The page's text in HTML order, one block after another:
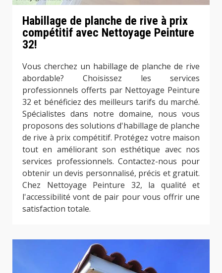
Habillage de planche de rive à prix
compétitif avec Nettoyage Peinture
32!
Vous cherchez un habillage de planche de rive
abordable? Choisissez les services
professionnels offerts par Nettoyage Peinture
32 et bénéficiez des meilleurs tarifs du marché.
Spécialistes dans notre domaine, nous vous
proposons des solutions d'habillage de planche
de rive à prix compétitif. Protégez votre maison
tout en améliorant son esthétique avec nos
services professionnels. Contactez-nous pour
obtenir un devis personnalisé, précis et gratuit.
Chez Nettoyage Peinture 32, la qualité et
l'accessibilité vont de pair pour vous offrir une
satisfaction totale.